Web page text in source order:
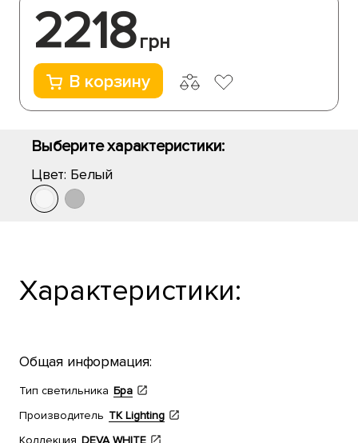
2218грн
В корзину
Выберите характеристики:
Цвет: Белый
Характеристики:
Общая информация:
Тип светильника Бра
Производитель TK Lighting
Коллекция DEVA WHITE